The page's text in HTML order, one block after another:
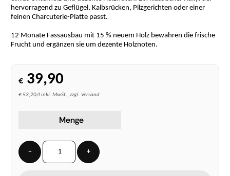
hervorragend zu Geflügel, Kalbsrücken, Pilzgerichten oder einer
feinen Charcuterie-Platte passt.
12 Monate Fassausbau mit 15 % neuem Holz bewahren die frische
Frucht und ergänzen sie um dezente Holznoten.
€ 39,90
€ 53,20/l inkl. MwSt., zzgl. Versand
Menge
− +